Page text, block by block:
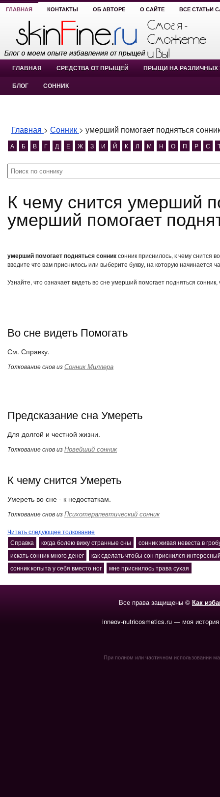
ГЛАВНАЯ КОНТАКТЫ ОБ АВТОРЕ О САЙТЕ ВСЕ СТАТЬИ
ГЛАВНАЯ СРЕДСТВА ОТ ПРЫЩЕЙ ПРЫЩИ НА РАЗЛИЧНЫХ
БЛОГ СОННИК
Главная > Сонник > умерший помогает подняться
А Б В Г Д Е Ж З И Й К Л М Н О П Р С
К чему снится умерший помогает подняться сонник?
умерший помогает
умерший помогает подняться сонниксонник приснилось, к чему снится
введите что вам приснилось или выберите букву, на которую начинается
Узнайте, что означает видеть во сне умерший помогает подняться
Во сне видеть Помогать
См. Справку.
Толкование снов изСонник Миллера
Предсказание сна Умереть
Для долгой и честной жизни.
Толкование снов изНовейший сонник
К чему снится Умереть
Умереть во сне - к недостаткам.
Толкование снов изПсихотерапевтический сонник
Читать следующее толкование
Справка
когда болею вижу странные сны
сонник живая невеста в
искать сонник много денег
как сделать чтобы сон приснился
сонник копыта у себя вместо ног
мне приснилось трава сухая
Все права защищены © Как
inneov-nutricosmetics.ru — моя
При полном или частичном использовании